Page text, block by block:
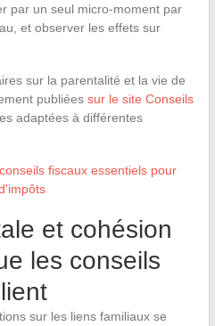
par un seul micro-moment par
et observer les effets sur
sur la parentalité et la vie de
publiées sur le site Conseils
adaptées à différentes
fiscaux essentiels pour
et cohésion
les conseils
sur les liens familiaux se